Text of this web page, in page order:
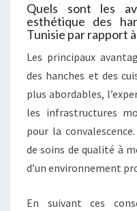
Quels sont les
esthétique des
Tunisie par rapport à
Les principaux
des hanches et des
plus abordables,
les infrastructures
pour la
de soins de qualité à
d’un environnement
En suivant ces